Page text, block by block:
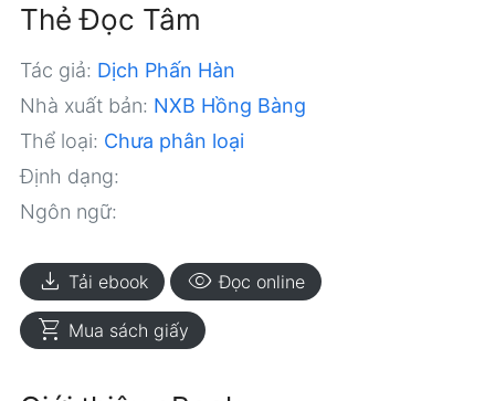
Thẻ Đọc Tâm
Tác giả: Dịch Phấn Hàn
Nhà xuất bản: NXB Hồng Bàng
Thể loại: Chưa phân loại
Định dạng:
Ngôn ngữ:
download Tải ebook visibility Đọc online
shopping_cart Mua sách giấy